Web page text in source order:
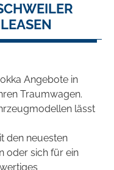
Angebote in
Traumwagen.
lässt
den neuesten
oder sich für ein